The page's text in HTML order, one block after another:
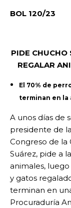
BOL 120/23
PIDE CHUCHO
REGALAR
El 70% de
terminan en la
A unos días de
presidente de
Congreso de la
Suárez, pide a
animales,
y gatos
terminan en
Procuraduría